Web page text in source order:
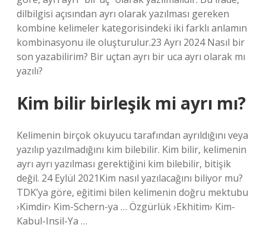
dilbilgisi açısından ayrı olarak yazılması gereken
kombine kelimeler kategorisindeki iki farklı anlamın
kombinasyonu ile oluşturulur.23 Ayrı 2024 Nasıl bir
son yazabilirim? Bir uçtan ayrı bir uca ayrı olarak mı
yazılı?
Kim bilir birleşik mi ayrı mı?
Kelimenin birçok okuyucu tarafından ayrıldığını veya
yazılıp yazılmadığını kim bilebilir. Kim bilir, kelimenin
ayrı ayrı yazılması gerektiğini kim bilebilir, bitişik
değil. 24 Eylül 2021Kim nasıl yazılacağını biliyor mu?
TDK’ya göre, eğitimi bilen kelimenin doğru mektubu
›Kimdir› Kim-Schern-ya … Özgürlük ›Ekhitim› Kim-
Kabul-Insil-Ya …